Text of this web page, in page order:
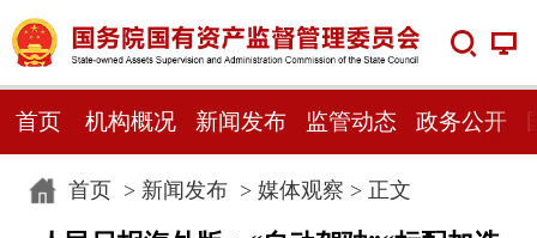
首页 机构概况 新闻发布 监管动态 政务公开
首页> 新闻发布> 媒体观察 > 正文